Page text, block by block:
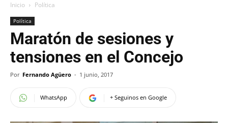
Inicio Política
Política
Maratón de sesiones y
tensiones en el Concejo
Por Fernando Agüero - 1 junio, 2017
WhatsApp + Seguinos en Google